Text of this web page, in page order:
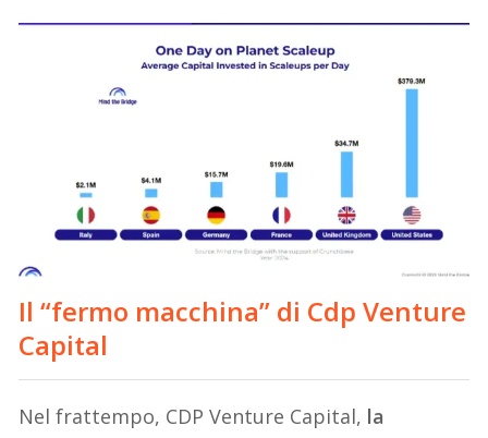
Il “fermo macchina” di Cdp Venture
Capital
Nel frattempo, CDP Venture Capital, la